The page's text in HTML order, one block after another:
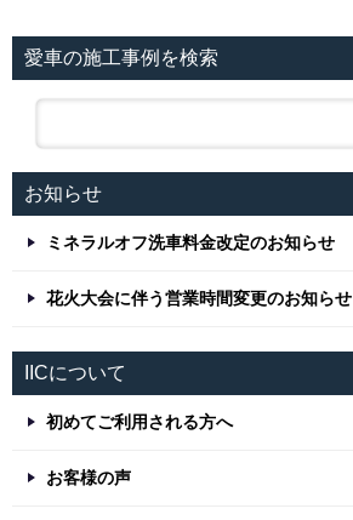
愛車の施工事例を検索
お知らせ
ミネラルオフ洗車料金改定のお知らせ
花火大会に伴う営業時間変更のお知らせ
IICについて
初めてご利用される方へ
お客様の声